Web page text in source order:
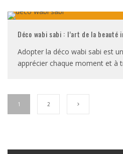
Déco wabi sabi : l’art de la beauté
Adopter la déco wabi sabi est
apprécier chaque moment et à
1 2